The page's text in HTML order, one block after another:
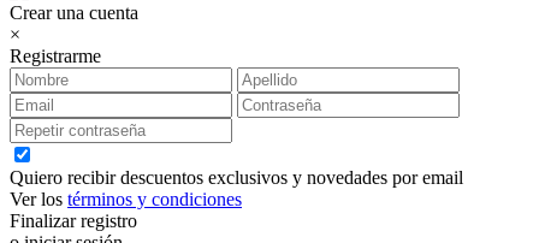
Crear una cuenta
×
Registrarme
Quiero recibir descuentos exclusivos y novedades por email
Ver los términos y condiciones
Finalizar registro